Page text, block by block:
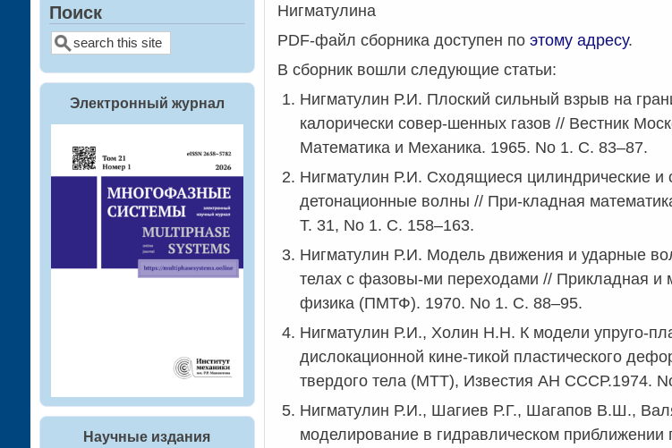
Нигматулина
PDF-файл сборника доступен по этому адресу.
В сборник вошли следующие статьи:
Нигматулин Р.И. Плоский сильный взрыв на
калорически совер-шенных газов // Вестник
Математика и Механика. 1965. No 1. C. 83–87.
Нигматулин Р.И. Сходящиеся цилиндрические и
детонационные волны // При-кладная
Т. 31, No 1. С. 158–163.
Нигматулин Р.И. Модель движения и ударные
телах с фазовы-ми переходами // Прикладная и
физикa (ПМТФ). 1970. No 1. C. 88–95.
Нигматулин Р.И., Холин Н.Н. К модели упруго-
дислокационной кине-тикой пластического
твердого тела (МТТ), Известия АН СССР.1974.
Нигматулин Р.И., Шагиев Р.Г., Шагапов В.Ш.,
моделирование в гидравлическом приближении
Поиск
Поиск
Электронный журнал
Научные издания